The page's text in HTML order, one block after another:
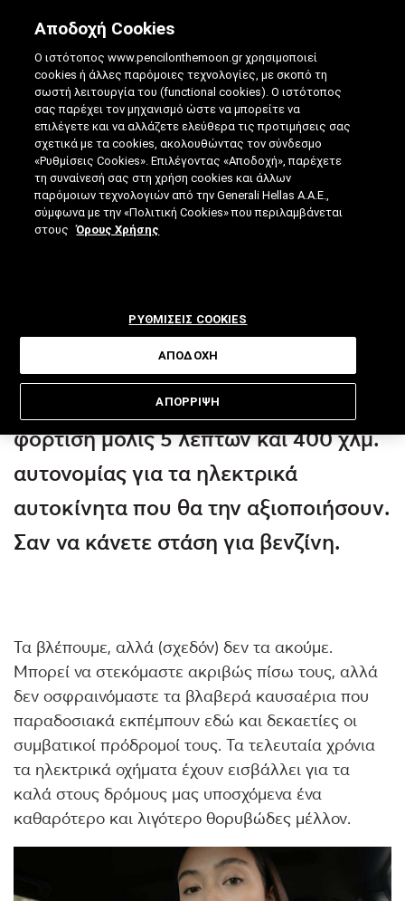
ΤΟ ΗΛΕΚΤΡΙΚΌ ΌΧΗΜΑ ΠΟΥ
"ΚΑΤΑΠΟΛΕΜΆ" ΤΟ ΆΓΧΟΣ ΕΜΒΈΛΕΙΑΣ
18.11.2025|4 ΛΕΠΤΑ ΑΝΑΓΝΩΣΗΣ|
ΑΠΟ: ΒΊΚΥ ΤΣΟΎΡΤΟΥ
Μία νέα τεχνολογία υπόσχεται
φόρτιση μόλις 5 λεπτών και 400 χλμ.
αυτονομίας για τα ηλεκτρικά
αυτοκίνητα που θα την αξιοποιήσουν.
Σαν να κάνετε στάση για βενζίνη.
Τα βλέπουμε, αλλά (σχεδόν) δεν τα ακούμε.
Μπορεί να στεκόμαστε ακριβώς πίσω τους, αλλά
δεν οσφραινόμαστε τα βλαβερά καυσαέρια που
παραδοσιακά εκπέμπουν εδώ και δεκαετίες οι
συμβατικοί πρόδρομοί τους. Τα τελευταία χρόνια
τα ηλεκτρικά οχήματα έχουν εισβάλλει για τα
καλά στους δρόμους μας υποσχόμενα ένα
καθαρότερο και λιγότερο θορυβώδες μέλλον.
Αποδοχή Cookies
Ο ιστότοπος www.pencilonthemoon.gr χρησιμοποιεί
cookies ή άλλες παρόμοιες τεχνολογίες, με σκοπό τη
σωστή λειτουργία του (functional cookies). Ο ιστότοπος
σας παρέχει τον μηχανισμό ώστε να μπορείτε να
επιλέγετε και να αλλάζετε ελεύθερα τις προτιμήσεις σας
σχετικά με τα cookies, ακολουθώντας τον σύνδεσμο
«Ρυθμίσεις Cookies». Επιλέγοντας «Αποδοχή», παρέχετε
τη συναίνεσή σας στη χρήση cookies και άλλων
παρόμοιων τεχνολογιών από την Generali Hellas A.A.E.,
σύμφωνα με την «Πολιτική Cookies» που περιλαμβάνεται
στους
Όρους Χρήσης
ΡΥΘΜΙΣΕΙΣ COOKIES
ΑΠΟΡΡΙΨΗ
ΑΠΟΔΟΧΗ